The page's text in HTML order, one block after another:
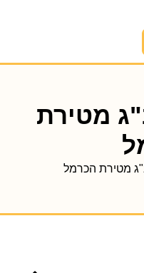
מטירת
מטירת הכרמל